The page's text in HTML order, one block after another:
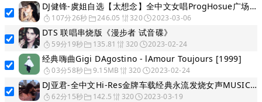
DJ健锋-虞姐自选【太想念】全中文女唱ProgHosue广场舞律动体验
107分26秒 246.05 320 2023-03-06
DTS 联唱串烧版《漫步者 试音碟》
59分19秒 135.81 320 2023-02-24
经典嗨曲Gigi DAgostino - lAmour Toujours [1999]
03分58秒 9.15MB 320 2023-02-24
DJ亚君-全中文Hi-Res金牌车载经典永流发烧女声MUSIC慢摇大碟
62分15秒 142.5 320 2023-03-19